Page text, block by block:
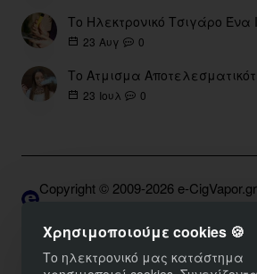
Χρησιμοποιούμε cookies 🍪
Το ηλεκτρονικό μας κατάστημα
23 Αυγ 0
23 Ιουλ 0
Copyright © 2009-2026 e-CigVapor.gr